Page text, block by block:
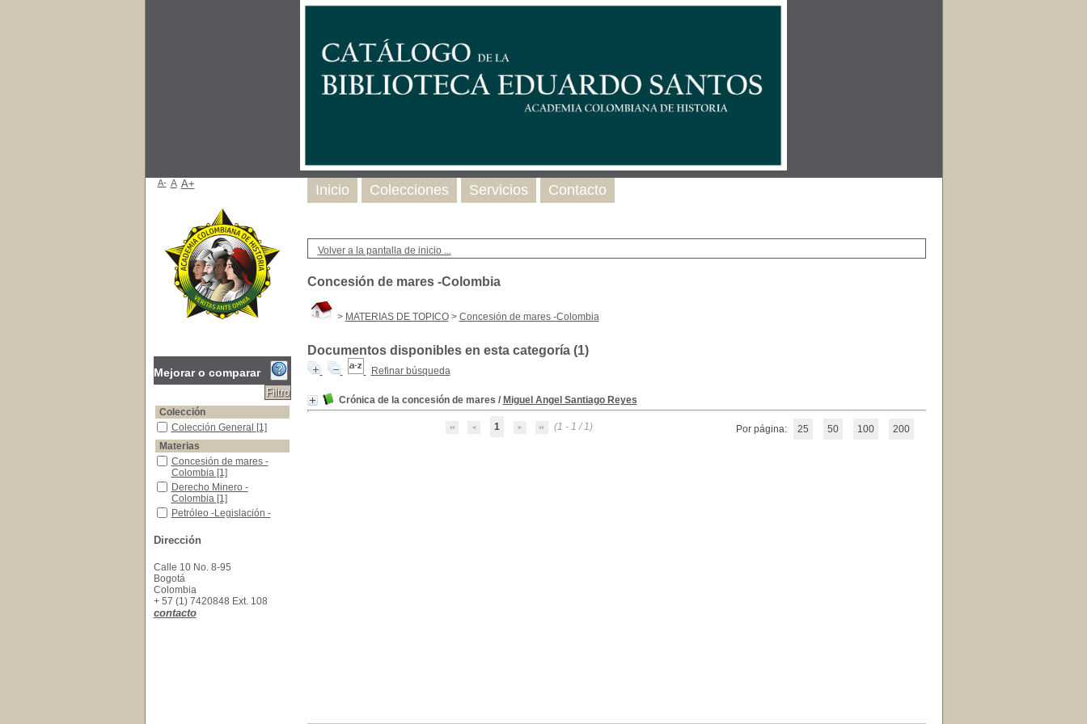
Volver a la pantalla de inicio ...
Concesión de mares -Colombia
> MATERIAS DE TOPICO> Concesión de mares -Colombia
Documentos disponibles en esta categoría (1)
Refinar búsqueda
Crónica de la concesión de mares / Miguel Angel Santiago Reyes
1 (1 - 1 / 1) Por página: 25 50 100 200
Inicio Colecciones Servicios Contacto
A- A A+
Mejorar o comparar
Colección
Colección General
Colección General [1]
Materias
Concesión de mares -Colombia
Concesión de mares -
Colombia [1]
Derecho Minero -Colombia
Derecho Minero -
Colombia [1]
Petróleo -Legislación -Colombia
Petróleo -Legislación -
Dirección
Calle 10 No. 8-95
Bogotá
Colombia
+ 57 (1) 7420848 Ext. 108
contacto